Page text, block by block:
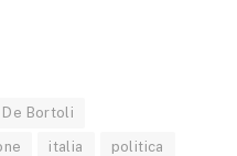
Bortoli
italia politica